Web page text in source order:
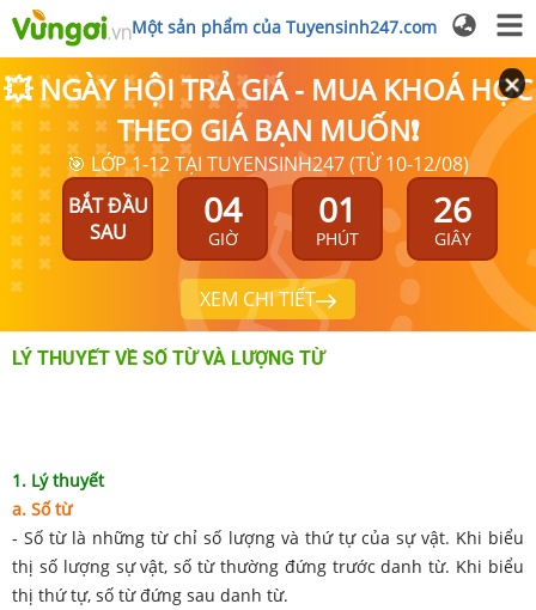
Một sản phẩm của Tuyensinh247.com
💥 NGÀY HỘI TRẢ GIÁ - MUA KHOÁ HỌC
THEO GIÁ BẠN MUỐN❗
🎯 LỚP 1-12 TẠI TUYENSINH247 (TỪ 10-12/08)
BẮT ĐẦU
SAU
04
GIỜ
01
PHÚT
26
GIÂY
XEM CHI TIẾT
LÝ THUYẾT VỀ SỐ TỪ VÀ LƯỢNG TỪ
1. Lý thuyết
a. Số từ
- Số từ là những từ chỉ số lượng và thứ tự của sự vật. Khi biểu
thị số lượng sự vật, số từ thường đứng trước danh từ. Khi biểu
thị thứ tự, số từ đứng sau danh từ.